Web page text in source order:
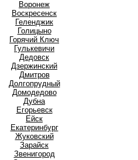
Воронеж
Воскресенск
Геленджик
Голицыно
Горячий Ключ
Гулькевичи
Дедовск
Дзержинский
Дмитров
Долгопрудный
Домодедово
Дубна
Егорьевск
Ейск
Екатеринбург
Жуковский
Зарайск
Звенигород